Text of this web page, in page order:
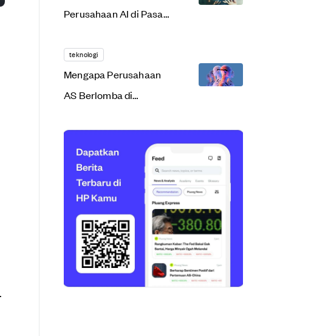
Perusahaan AI di Pasar
teknologi
Mengapa Perusahaan
AS Berlomba di